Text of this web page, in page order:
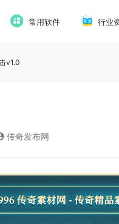
常用软件 行业
v1.0
传奇发布网